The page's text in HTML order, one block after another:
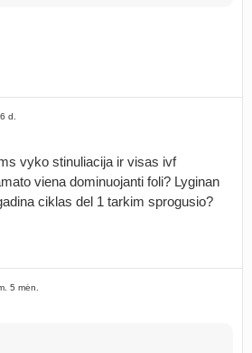
d.
vyko stinuliacija ir visas ivf
viena dominuojanti foli? Lyginan
ciklas del 1 tarkim sprogusio?
5 mėn.